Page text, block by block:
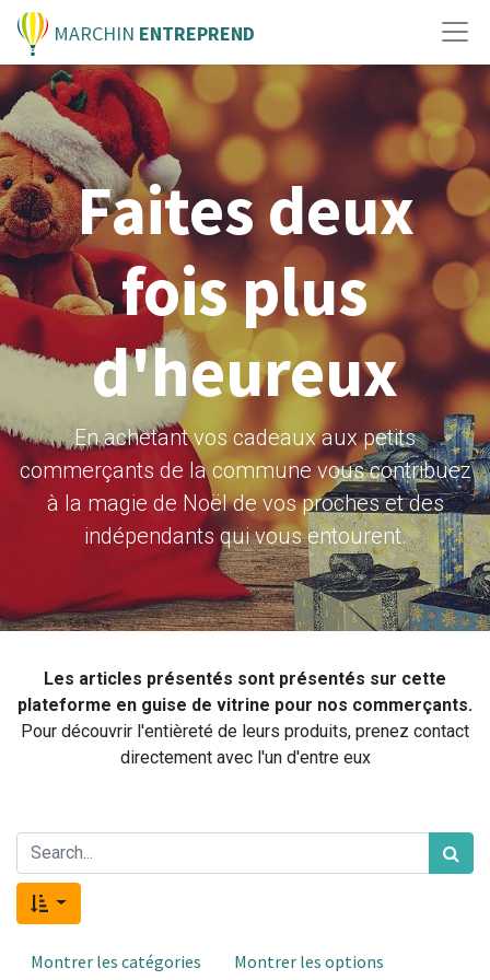
MARCHIN ENTREPREND
Faites deux
fois plus
d'heureux
En achetant vos cadeaux aux petits
commerçants de la commune vous contribuez
à la magie de Noël de vos proches et des
indépendants qui vous entourent.
Les articles présentés sont présentés sur cette
plateforme en guise de vitrine pour nos commerçants.
Pour découvrir l'entièreté de leurs produits, prenez contact
directement avec l'un d'entre eux
Montrer les catégories Montrer les options